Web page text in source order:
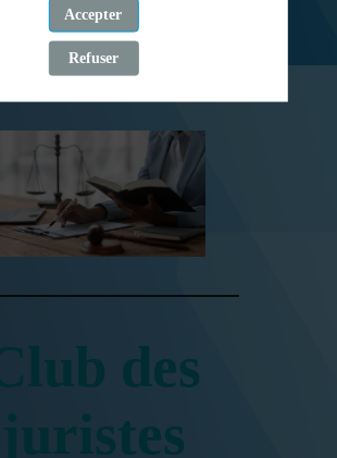
des
juristes
Accepter
Refuser